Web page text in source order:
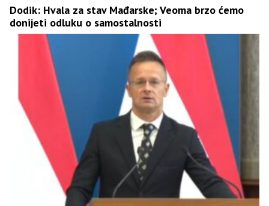
Dodik: Hvala za stav Mađarske; Veoma brzo ćemo
donijeti odluku o samostalnosti